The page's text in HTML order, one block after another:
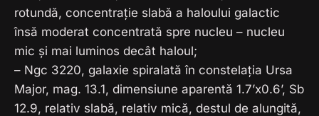
rotundă, concentrație slabă a haloului galactic
însă moderat concentrată spre nucleu – nucleu
mic și mai luminos decât haloul;
– Ngc 3220, galaxie spiralată în constelația Ursa
Major, mag. 13.1, dimensiune aparentă 1.7’x0.6’, Sb
12.9, relativ slabă, relativ mică, destul de alungită,